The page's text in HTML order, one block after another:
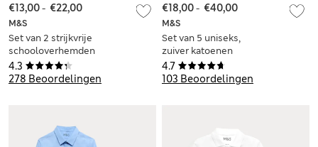
4.3
278 Beoordelingen
M&S
Set van 2 strijkvrije
schooloverhemden
met slanke pasvorm
voor jongens (2-18
€13,00- €22,00
4.7
103 Beoordelingen
M&S
Set van 5 uniseks,
zuiver katoenen
schoolpoloshirts (2-
18 jaar)
€18,00- €40,00